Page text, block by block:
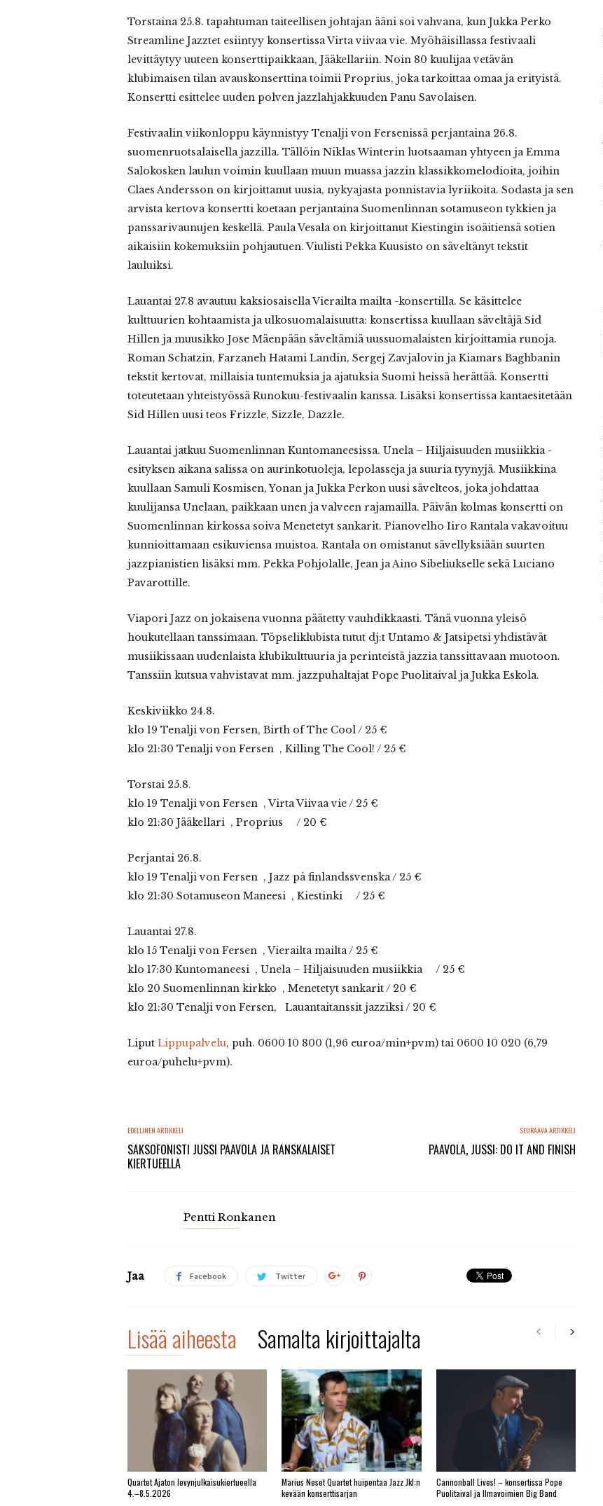
Torstaina 25.8. tapahtuman taiteellisen johtajan ääni soi vahvana, kun Jukka Perko
Streamline Jazztet esiintyy konsertissa Virta viivaa vie. Myöhäisillassa festivaali
levittäytyy uuteen konserttipaikkaan, Jääkellariin. Noin 80 kuulijaa vetävän
klubimaisen tilan avauskonserttina toimii Proprius, joka tarkoittaa omaa ja erityistä.
Konsertti esittelee uuden polven jazzlahjakkuuden Panu Savolaisen.
Festivaalin viikonloppu käynnistyy Tenalji von Fersenissä perjantaina 26.8.
suomenruotsalaisella jazzilla. Tällöin Niklas Winterin luotsaaman yhtyeen ja Emma
Salokosken laulun voimin kuullaan muun muassa jazzin klassikkomelodioita, joihin
Claes Andersson on kirjoittanut uusia, nykyajasta ponnistavia lyriikoita. Sodasta ja sen
arvista kertova konsertti koetaan perjantaina Suomenlinnan sotamuseon tykkien ja
panssarivaunujen keskellä. Paula Vesala on kirjoittanut Kiestingin isoäitiensä sotien
aikaisiin kokemuksiin pohjautuen. Viulisti Pekka Kuusisto on säveltänyt tekstit
lauluiksi.
Lauantai 27.8 avautuu kaksiosaisella Vierailta mailta -konsertilla. Se käsittelee
kulttuurien kohtaamista ja ulkosuomalaisuutta: konsertissa kuullaan säveltäjä Sid
Hillen ja muusikko Jose Mäenpään säveltämiä uussuomalaisten kirjoittamia runoja.
Roman Schatzin, Farzaneh Hatami Landin, Sergej Zavjalovin ja Kiamars Baghbanin
tekstit kertovat, millaisia tuntemuksia ja ajatuksia Suomi heissä herättää. Konsertti
toteutetaan yhteistyössä Runokuu-festivaalin kanssa. Lisäksi konsertissa kantaesitetään
Sid Hillen uusi teos Frizzle, Sizzle, Dazzle.
Lauantai jatkuu Suomenlinnan Kuntomaneesissa. Unela – Hiljaisuuden musiikkia -
esityksen aikana salissa on aurinkotuoleja, lepolasseja ja suuria tyynyjä. Musiikkina
kuullaan Samuli Kosmisen, Yonan ja Jukka Perkon uusi sävelteos, joka johdattaa
kuulijansa Unelaan, paikkaan unen ja valveen rajamailla. Päivän kolmas konsertti on
Suomenlinnan kirkossa soiva Menetetyt sankarit. Pianovelho Iiro Rantala vakavoituu
kunnioittamaan esikuviensa muistoa. Rantala on omistanut sävellyksiään suurten
jazzpianistien lisäksi mm. Pekka Pohjolalle, Jean ja Aino Sibeliukselle sekä Luciano
Pavarottille.
Viapori Jazz on jokaisena vuonna päätetty vauhdikkaasti. Tänä vuonna yleisö
houkutellaan tanssimaan. Töpseliklubista tutut dj:t Untamo & Jatsipetsi yhdistävät
musiikissaan uudenlaista klubikulttuuria ja perinteistä jazzia tanssittavaan muotoon.
Tanssiin kutsua vahvistavat mm. jazzpuhaltajat Pope Puolitaival ja Jukka Eskola.
Keskiviikko 24.8.
klo 19 Tenalji von Fersen, Birth of The Cool / 25 €
klo 21:30 Tenalji von Fersen , Killing The Cool! / 25 €
Torstai 25.8.
klo 19 Tenalji von Fersen , Virta Viivaa vie / 25 €
klo 21:30 Jääkellari , Proprius / 20 €
Perjantai 26.8.
klo 19 Tenalji von Fersen , Jazz på finlandssvenska / 25 €
klo 21:30 Sotamuseon Maneesi , Kiestinki / 25 €
Lauantai 27.8.
klo 15 Tenalji von Fersen , Vierailta mailta / 25 €
klo 17:30 Kuntomaneesi , Unela – Hiljaisuuden musiikkia / 25 €
klo 20 Suomenlinnan kirkko , Menetetyt sankarit / 20 €
klo 21:30 Tenalji von Fersen, Lauantaitanssit jazziksi / 20 €
Liput Lippupalvelu, puh. 0600 10 800 (1,96 euroa/min+pvm) tai 0600 10 020 (6,79
euroa/puhelu+pvm).
EDELLINEN ARTIKKELI
SAKSOFONISTI JUSSI PAAVOLA JA RANSKALAISET
KIERTUEELLA
SEURAAVA ARTIKKELI
PAAVOLA, JUSSI: DO IT AND FINISH
Pentti Ronkanen
Jaa Facebook Twitter
Lisää aiheesta Samalta kirjoittajalta
Quartet Ajaton levynjulkaisukiertueella
4.–8.5.2026
Marius Neset Quartet huipentaa Jazz Jkl:n
kevään konserttisarjan
Cannonball Lives! – konsertissa Pope
Puolitaival ja Ilmavoimien Big Band